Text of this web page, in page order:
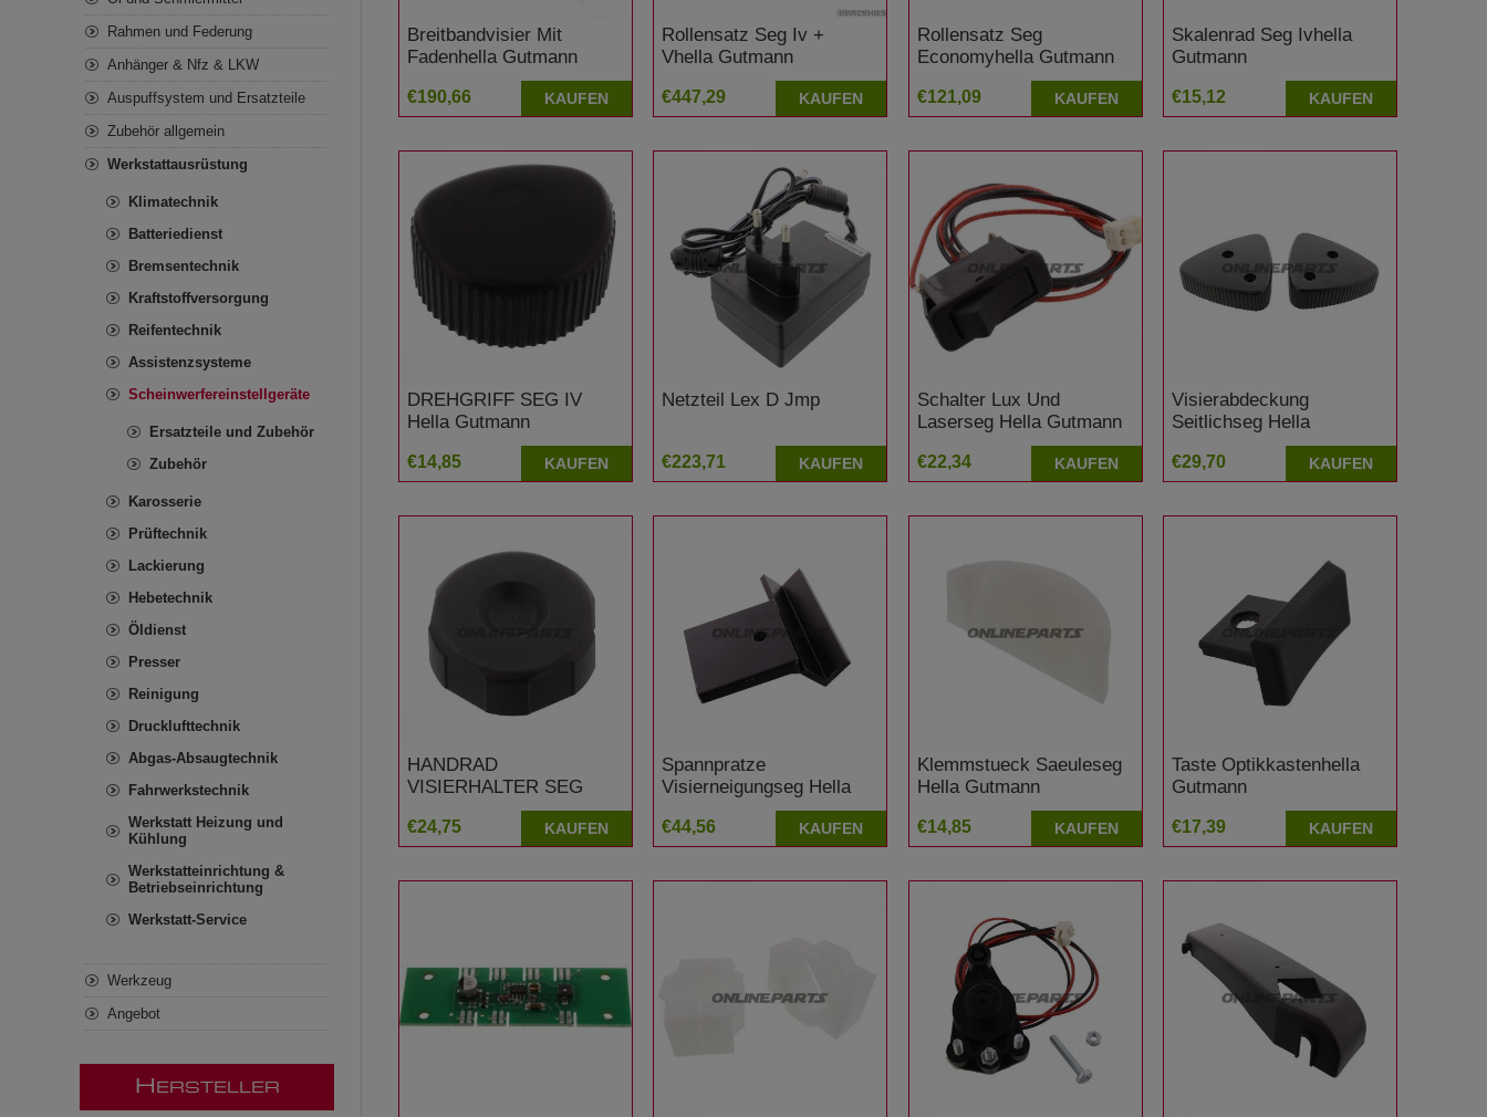
Breitbandvisier Mit
Fadenhella Gutmann
€190,66 KAUFEN
Rollensatz Seg Iv +
Vhella Gutmann
€447,29 KAUFEN
Rollensatz Seg
Economyhella Gutmann
€121,09 KAUFEN
Skalenrad Seg Ivhella
Gutmann
€15,12 KAUFEN
DREHGRIFF SEG IV
Hella Gutmann
€14,85 KAUFEN
Netzteil Lex D Jmp
€223,71 KAUFEN
Schalter Lux Und
Laserseg Hella Gutmann
€22,34 KAUFEN
Visierabdeckung
Seitlichseg Hella
€29,70 KAUFEN
HANDRAD
VISIERHALTER SEG
Hella Gutmann
€24,75 KAUFEN
Spannpratze
Visierneigungseg Hella
€44,56 KAUFEN
Klemmstueck Saeuleseg
Hella Gutmann
€14,85 KAUFEN
Taste Optikkastenhella
Gutmann
€17,39 KAUFEN
Rahmen und Federung
Anhänger & Nfz & LKW
Auspuffsystem und Ersatzteile
Zubehör allgemein
Werkstattausrüstung
Klimatechnik
Batteriedienst
Bremsentechnik
Kraftstoffversorgung
Reifentechnik
Assistenzsysteme
Scheinwerfereinstellgeräte
Ersatzteile und Zubehör
Zubehör
Karosserie
Prüftechnik
Lackierung
Hebetechnik
Öldienst
Presser
Reinigung
Drucklufttechnik
Abgas-Absaugtechnik
Fahrwerkstechnik
Werkstatt Heizung und
Kühlung
Werkstatteinrichtung &
Betriebseinrichtung
Werkstatt-Service
Werkzeug
Angebot
H ERSTELLER